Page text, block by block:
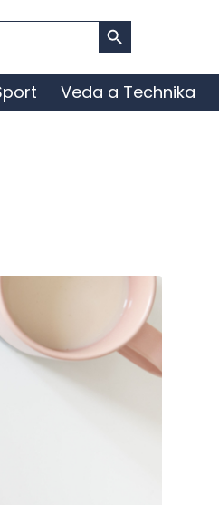
Search Button
Veda a Technika